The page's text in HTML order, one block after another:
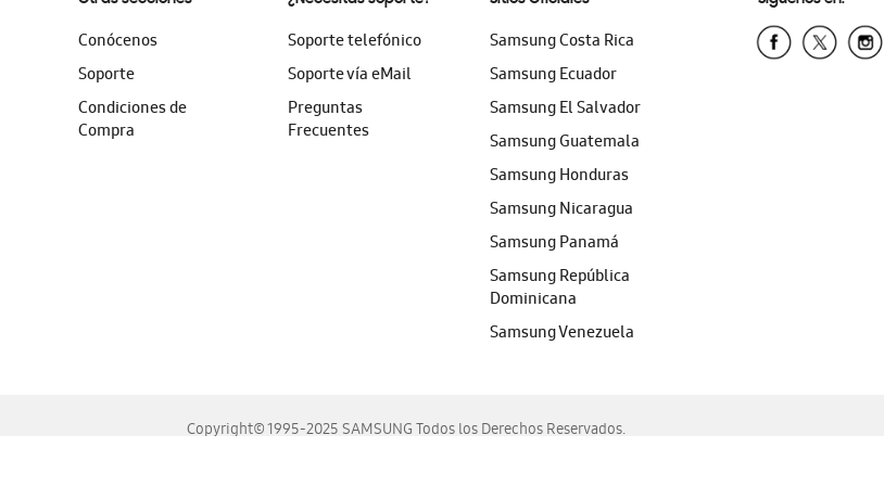
Conócenos
Soporte
Condiciones de
Compra
Soporte telefónico
Soporte vía eMail
Preguntas
Frecuentes
Samsung Costa Rica
Samsung Ecuador
Samsung El Salvador
Samsung Guatemala
Samsung Honduras
Samsung Nicaragua
Samsung Panamá
Samsung República
Dominicana
Samsung Venezuela
Copyright© 1995-2025 SAMSUNG Todos los Derechos Reservados.